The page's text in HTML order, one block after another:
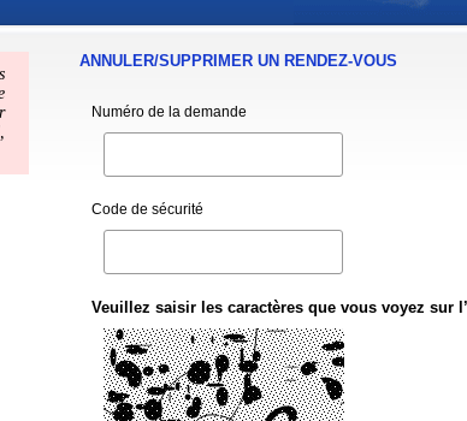
ANNULER/SUPPRIMER UN RENDEZ-VOUS
Numéro de la demande
Code de sécurité
Veuillez saisir les caractères que vous voyez sur